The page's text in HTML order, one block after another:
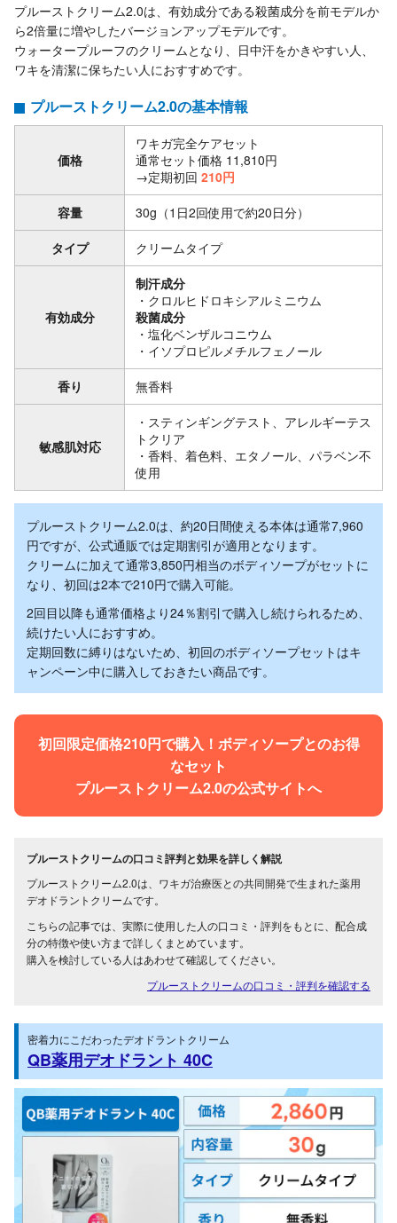
プルーストクリーム2.0は、有効成分である殺菌成分を前モデルか
ら2倍量に増やしたバージョンアップモデルです。
ウォータープルーフのクリームとなり、日中汗をかきやすい人、
ワキを清潔に保ちたい人におすすめです。
プルーストクリーム2.0の基本情報
価格
ワキガ完全ケアセット
通常セット価格 11,810円
→定期初回 210円
容量
30g（1日2回使用で約20日分）
タイプ
クリームタイプ
有効成分
制汗成分
・クロルヒドロキシアルミニウム
殺菌成分
・塩化ベンザルコニウム
・イソプロピルメチルフェノール
香り
無香料
敏感肌対応
・スティンギングテスト、アレルギーテス
トクリア
・香料、着色料、エタノール、パラベン不
使用
プルーストクリーム2.0は、約20日間使える本体は通常7,960
円ですが、公式通販では定期割引が適用となります。
クリームに加えて通常3,850円相当のボディソープがセットに
なり、初回は2本で210円で購入可能。
2回目以降も通常価格より24％割引で購入し続けられるため、
続けたい人におすすめ。
定期回数に縛りはないため、初回のボディソープセットはキ
ャンペーン中に購入しておきたい商品です。
初回限定価格210円で購入！ボディソープとのお得
なセット
プルーストクリーム2.0の公式サイトへ
プルーストクリームの口コミ評判と効果を詳しく解説
プルーストクリーム2.0は、ワキガ治療医との共同開発で生まれた薬用
デオドラントクリームです。
こちらの記事では、実際に使用した人の口コミ・評判をもとに、配合成
分の特徴や使い方まで詳しくまとめています。
購入を検討している人はあわせて確認してください。
プルーストクリームの口コミ・評判を確認する
密着力にこだわったデオドラントクリーム
QB薬用デオドラント 40C